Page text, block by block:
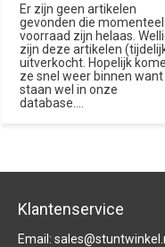
Er zijn geen artikelen
gevonden die momenteel
voorraad zijn helaas.
zijn deze artikelen
uitverkocht. Hopelijk
ze snel weer binnen want
staan wel in onze
database....
Klantenservice
Email: